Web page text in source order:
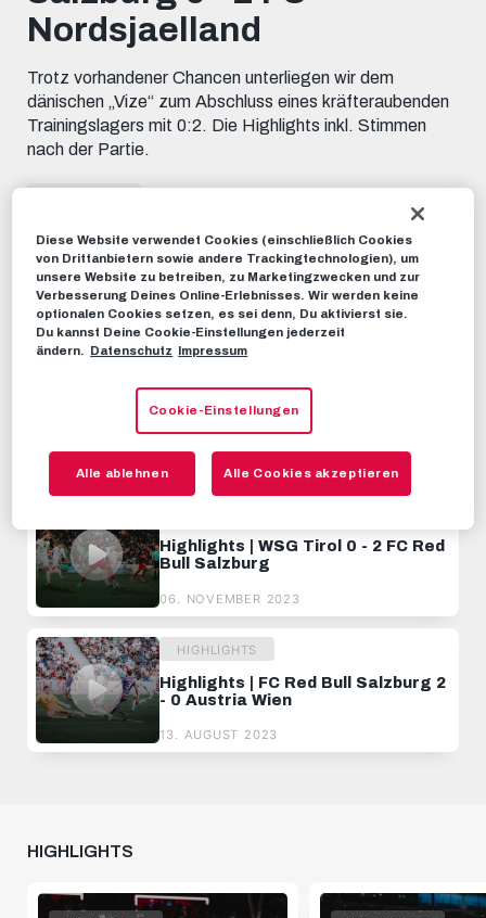
Nordsjaelland
Trotz vorhandener Chancen unterliegen wir dem
dänischen „Vize“ zum Abschluss eines kräfteraubenden
Trainingslagers mit 0:2. Die Highlights inkl. Stimmen
nach der Partie.
Dieses Video teilen:
Tweet
EMPFOHLENE VIDEOS
Highlights | FC Red Bull Salzburg 2
Highlights | WSG Tirol 0 - 2 FC Red
Bull Salzburg
06. NOVEMBER 2023
HIGHLIGHTS
Highlights | FC Red Bull Salzburg 2
- 0 Austria Wien
13. AUGUST 2023
HIGHLIGHTS
Diese Website verwendet Cookies (einschließlich Cookies
von Drittanbietern sowie andere Trackingtechnologien), um
unsere Website zu betreiben, zu Marketingzwecken und zur
Verbesserung Deines Online-Erlebnisses. Wir werden keine
optionalen Cookies setzen, es sei denn, Du aktivierst sie.
Du kannst Deine Cookie-Einstellungen jederzeit
ändern. Datenschutz Impressum
Cookie-Einstellungen
Alle ablehnen Alle Cookies akzeptieren